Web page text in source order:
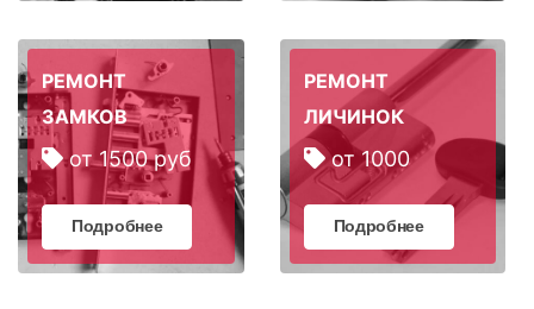
РЕМОНТ
ЗАМКОВ
от 1500 руб
Подробнее
РЕМОНТ
ЛИЧИНОК
от 1000
Подробнее